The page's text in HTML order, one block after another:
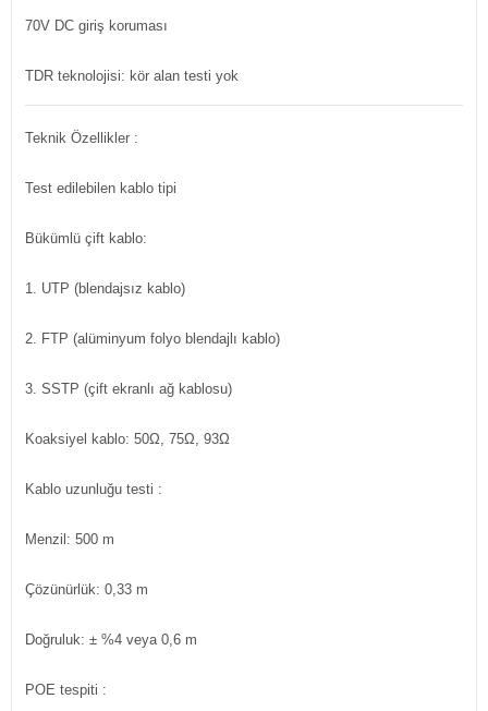
70V DC giriş koruması
TDR teknolojisi: kör alan testi yok
Teknik Özellikler :
Test edilebilen kablo tipi
Bükümlü çift kablo:
1. UTP (blendajsız kablo)
2. FTP (alüminyum folyo blendajlı kablo)
3. SSTP (çift ekranlı ağ kablosu)
Koaksiyel kablo: 50Ω, 75Ω, 93Ω
Kablo uzunluğu testi :
Menzil: 500 m
Çözünürlük: 0,33 m
Doğruluk: ± %4 veya 0,6 m
POE tespiti :